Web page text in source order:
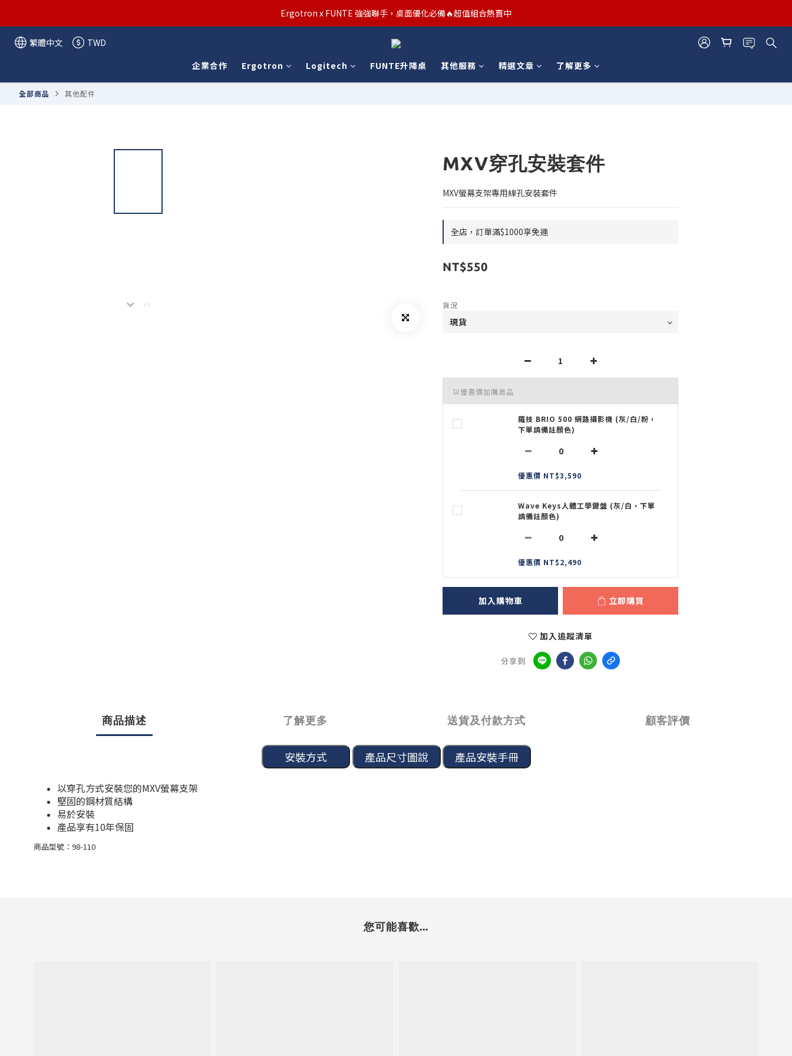
汰舊/升級補助優惠熱烈進行中！符合資格者歡迎申請購物金補助
Ergotron x FUNTE 強強聯手，桌面優化必備🔥超值組合熱賣中
汰舊/升級補助優惠熱烈進行中！符合資格者歡迎申請購物金補助
繁體中文
TWD
企業合作
Ergotron Logitech FUNTE升降桌 其他服務 精選文章 了解更多
全部商品 其他配件
MXV穿孔安裝套件
MXV螢幕支架專用線孔安裝套件
全店，訂單滿$1000享免運
NT$550
貨況
以優惠價加購商品
羅技 BRIO 500 網路攝影機 (灰/白/粉，
下單請備註顏色)
優惠價 NT$3,590
Wave Keys人體工學鍵盤 (灰/白，下單
請備註顏色)
優惠價 NT$2,490
加入購物車 立即購買
加入追蹤清單
分享到
商品描述 了解更多 送貨及付款方式 顧客評價
以穿孔方式安裝您的MXV螢幕支架
堅固的鋼材質結構
易於安裝
產品享有10年保固
商品型號：98-110
您可能喜歡...